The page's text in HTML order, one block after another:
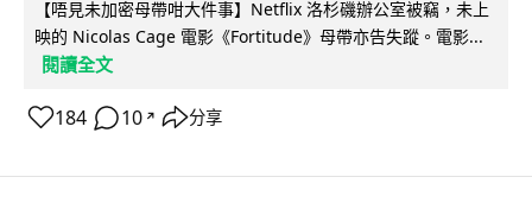
【唔見未加密母帶咁大件事】Netflix 洛杉磯辦公室被竊，未上
映的 Nicolas Cage 電影《Fortitude》母帶亦告失蹤。電影...
閱讀全文
184 10 ↗ 分享